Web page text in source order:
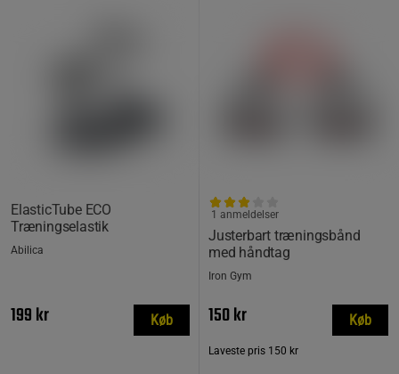
ElasticTube ECO
Træningselastik
Abilica
199 kr Køb
Justerbart træningsbånd
med håndtag
1 anmeldelser
Iron Gym
150 kr
Laveste pris 150 kr
Køb